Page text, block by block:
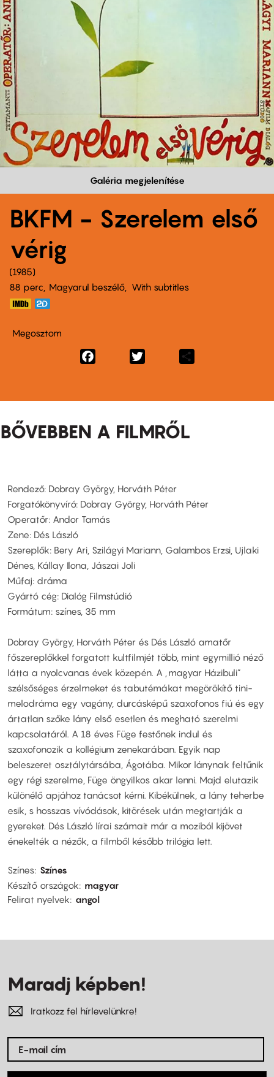
Galéria megjelenítése
BKFM - Szerelem első
vérig
1985
88 perc,
Magyarul beszélő With subtitles
Megosztom
Facebook
BŐVEBBEN A FILMRŐL
Rendező: Dobray György, Horváth Péter
Forgatókönyvíró: Dobray György, Horváth Péter
Operatőr: Andor Tamás
Zene: Dés László
Szereplők: Bery Ari, Szilágyi Mariann, Galambos Erzsi, Ujlaki
Dénes, Kállay Ilona, Jászai Joli
Műfaj: dráma
Gyártó cég: Dialóg Filmstúdió
Formátum: színes, 35 mm
Dobray György, Horváth Péter és Dés László amatőr
főszereplőkkel forgatott kultfilmjét több, mint egymillió néző
látta a nyolcvanas évek közepén. A „magyar Házibuli”
szélsőséges érzelmeket és tabutémákat megörökítő tini-
melodráma egy vagány, durcásképű szaxofonos fiú és egy
ártatlan szőke lány első esetlen és megható szerelmi
kapcsolatáról. A 18 éves Füge festőnek indul és
szaxofonozik a kollégium zenekarában. Egyik nap
beleszeret osztálytársába, Ágotába. Mikor lánynak feltűnik
egy régi szerelme, Füge öngyilkos akar lenni. Majd elutazik
különélő apjához tanácsot kérni. Kibékülnek, a lány teherbe
esik, s hosszas vívódások, kitörések után megtartják a
gyereket. Dés László lírai számait már a moziból kijövet
énekelték a nézők, a filmből később trilógia lett.
Színes Színes
Készítő országok
magyar
Felirat nyelvek
angol
Maradj képben!
Iratkozz fel hírlevelünkre!